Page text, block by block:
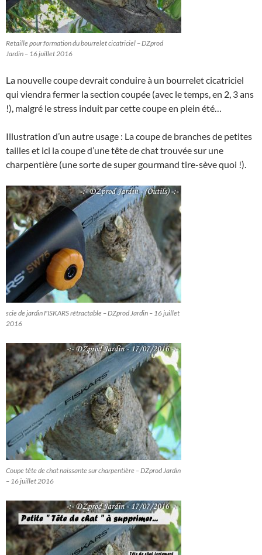
Retaille pour formation du bourrelet cicatriciel – DZprod
Jardin – 16 juillet 2016
La nouvelle coupe devrait conduire à un bourrelet cicatriciel
qui viendra fermer la section coupée (avec le temps, en 2, 3 ans
!), malgré le stress induit par cette coupe en plein été…
Illustration d’un autre usage : La coupe de branches de petites
tailles et ici la coupe d’une tête de chat trouvée sur une
charpentière (une sorte de super gourmand tire-sève quoi !).
scie de jardin FISKARS rétractable – DZprod Jardin – 16 juillet
2016
Coupe tête de chat naissante sur charpentière – DZprod Jardin
– 16 juillet 2016